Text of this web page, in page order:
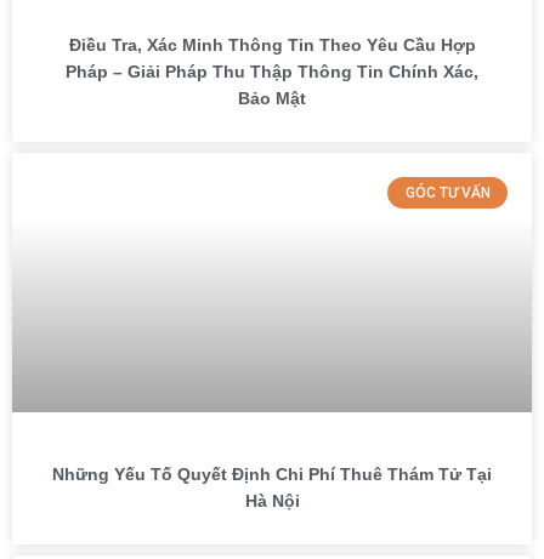
Điều Tra, Xác Minh Thông Tin Theo Yêu Cầu Hợp
Pháp – Giải Pháp Thu Thập Thông Tin Chính Xác,
Bảo Mật
GÓC TƯ VẤN
Những Yếu Tố Quyết Định Chi Phí Thuê Thám Tử Tại
Hà Nội